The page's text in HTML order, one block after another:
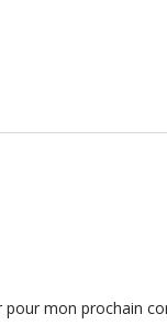
mon prochain